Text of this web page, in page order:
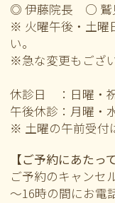
◎ 伊藤院長 ○ 鷲
※ 火曜午後・土曜
い。
※急な変更もござ
休診日 ：日曜・
午後休診：月曜・
※ 土曜の午前受付
【ご予約にあたっ
ご予約のキャンセ
～16時の間にお電